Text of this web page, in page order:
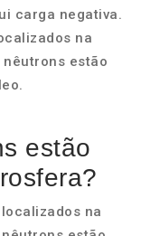
carga negativa.
na
estão
estão
na